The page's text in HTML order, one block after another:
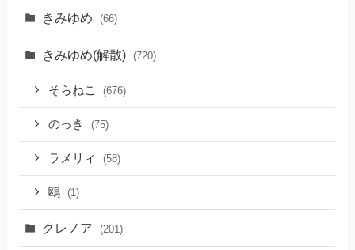
きみゆめ (66)
きみゆめ(解散) (720)
そらねこ (676)
のっき (75)
ラメリィ (58)
鴎 (1)
クレノア (201)